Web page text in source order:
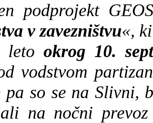
podprojekt
v zavezništvu«,
letookrog 10.
vodstvom
pa so se na Slivni,
na nočni